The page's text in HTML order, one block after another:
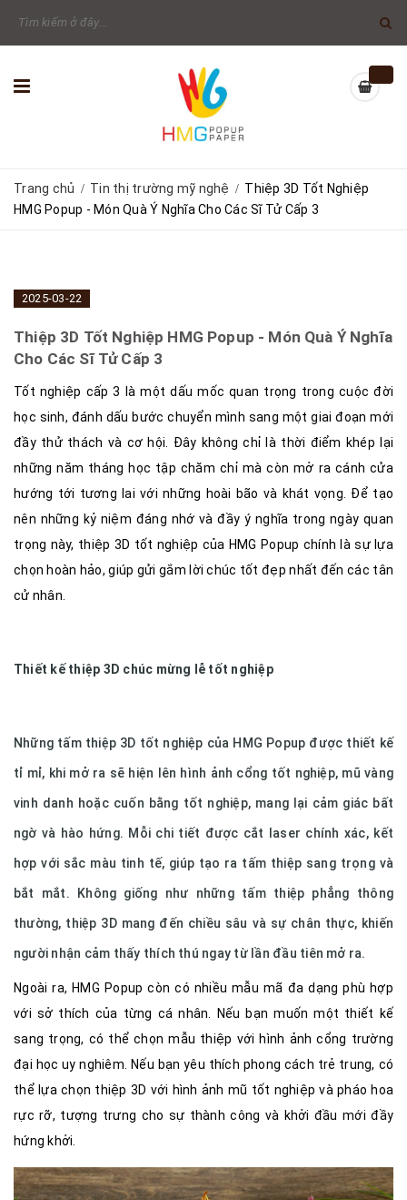
Trang chủ / Tin thị trường mỹ nghệ / Thiệp 3D Tốt Nghiệp
HMG Popup - Món Quà Ý Nghĩa Cho Các Sĩ Tử Cấp 3
2025-03-22
Thiệp 3D Tốt Nghiệp HMG Popup - Món Quà Ý Nghĩa
Cho Các Sĩ Tử Cấp 3
Tốt nghiệp cấp 3 là một dấu mốc quan trọng trong cuộc đời
học sinh, đánh dấu bước chuyển mình sang một giai đoạn mới
đầy thử thách và cơ hội. Đây không chỉ là thời điểm khép lại
những năm tháng học tập chăm chỉ mà còn mở ra cánh cửa
hướng tới tương lai với những hoài bão và khát vọng. Để tạo
nên những kỷ niệm đáng nhớ và đầy ý nghĩa trong ngày quan
trọng này, thiệp 3D tốt nghiệp của HMG Popup chính là sự lựa
chọn hoàn hảo, giúp gửi gắm lời chúc tốt đẹp nhất đến các tân
cử nhân.
Thiết kế thiệp 3D chúc mừng lễ tốt nghiệp
Những tấm thiệp 3D tốt nghiệp của HMG Popup được thiết kế
tỉ mỉ, khi mở ra sẽ hiện lên hình ảnh cổng tốt nghiệp, mũ vàng
vinh danh hoặc cuốn bằng tốt nghiệp, mang lại cảm giác bất
ngờ và hào hứng. Mỗi chi tiết được cắt laser chính xác, kết
hợp với sắc màu tinh tế, giúp tạo ra tấm thiệp sang trọng và
bắt mắt. Không giống như những tấm thiệp phẳng thông
thường, thiệp 3D mang đến chiều sâu và sự chân thực, khiến
người nhận cảm thấy thích thú ngay từ lần đầu tiên mở ra.
Ngoài ra, HMG Popup còn có nhiều mẫu mã đa dạng phù hợp
với sở thích của từng cá nhân. Nếu bạn muốn một thiết kế
sang trọng, có thể chọn mẫu thiệp với hình ảnh cổng trường
đại học uy nghiêm. Nếu bạn yêu thích phong cách trẻ trung, có
thể lựa chọn thiệp 3D với hình ảnh mũ tốt nghiệp và pháo hoa
rực rỡ, tượng trưng cho sự thành công và khởi đầu mới đầy
hứng khởi.